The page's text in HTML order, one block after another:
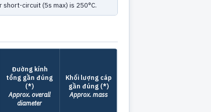
circuit (5s max) is 250°C.
Đường kính
tổng gần đúng
(*)
Approx. overall
diameter
Khối lượng cáp
gần đúng (*)
Approx. mass